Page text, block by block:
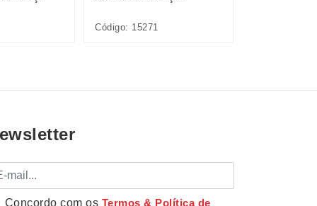
Código: 15271
Concordo com os Termos & Política de